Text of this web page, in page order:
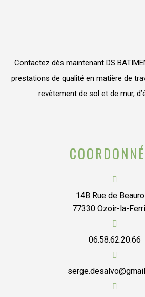
Contactez dès maintenant DS
prestations de qualité en matière de
revêtement de sol et de mur,
14B Rue de
77330 Ozoir-la-
06.58.62.20.66